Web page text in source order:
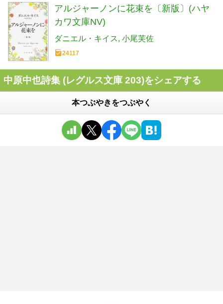
アルジャーノンに花束を〔新版〕(ハヤ
カワ文庫NV)
ダニエル・キイス 小尾芙佐
24117
中原中也詩集 (レグルス文庫 203)をシェアする
本つぶやきをつぶやく